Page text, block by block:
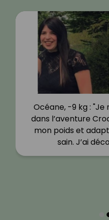
Océane, -9 kg : "Je
dans l’aventure
mon poids et
sain. J’ai